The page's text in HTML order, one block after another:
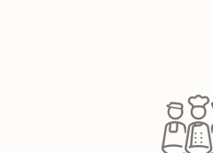
普段のお食事やデート、女
店内の中央には小型水槽を
でいただける雰囲気作りを